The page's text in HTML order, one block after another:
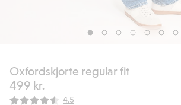
Oxfordskjorte regular fit
499 kr.
Gjennomsnittskarakter:
4.5